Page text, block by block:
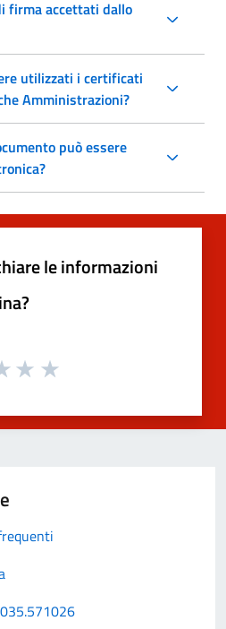
firma accettati dallo
utilizzati i certificati
Amministrazioni?
può essere
le informazioni